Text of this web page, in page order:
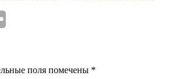
поля помечены *